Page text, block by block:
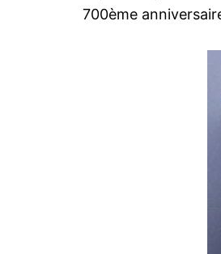
700ème